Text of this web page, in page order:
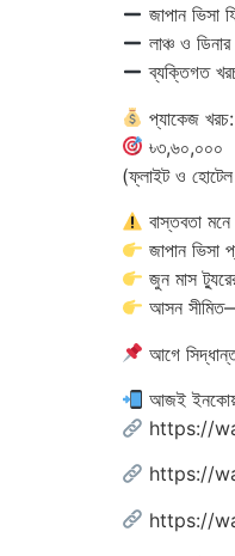
জাপান ভিসা
লাঞ্চ ও ডিনার
ব্যক্তিগত
প্যাকেজ খরচ:
৳৩,৬০,০০০
(ফ্লাইট ও হোটেল
বাস্তবতা মনে
জাপান ভিসা
জুন মাস
আসন
আগে
আজই
https://
https://
https://